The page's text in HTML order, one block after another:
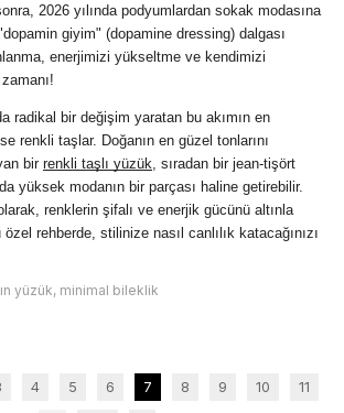
2026 yılında podyumlardan sokak modasına
giyim" (dopamine dressing) dalgası
enerjimizi yükseltme ve kendimizi
radikal bir değişim yaratan bu akımın en
renkli taşlar. Doğanın en güzel tonlarını
bir renkli taşlı yüzük , sıradan bir jean-tişört
yüksek modanın bir parçası haline getirebilir.
renklerin şifalı ve enerjik gücünü altınla
rehberde, stilinize nasıl canlılık katacağınızı
yüzük, minimal bileklik
4 5 6 7 8 9 10 11